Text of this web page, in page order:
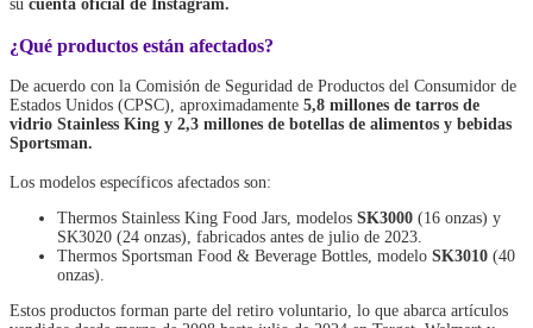
su cuenta oficial de Instagram.
¿Qué productos están afectados?
De acuerdo con la Comisión de Seguridad de Productos del Consumidor de
Estados Unidos (CPSC), aproximadamente 5,8 millones de tarros de
vidrio Stainless King y 2,3 millones de botellas de alimentos y bebidas
Sportsman.
Los modelos específicos afectados son:
Thermos Stainless King Food Jars , modelos SK3000 (16 onzas) y
SK3020 (24 onzas), fabricados antes de julio de 2023.
Thermos Sportsman Food & Beverage Bottles , modelo SK3010 (40
onzas).
Estos productos forman parte del retiro voluntario, lo que abarca artículos